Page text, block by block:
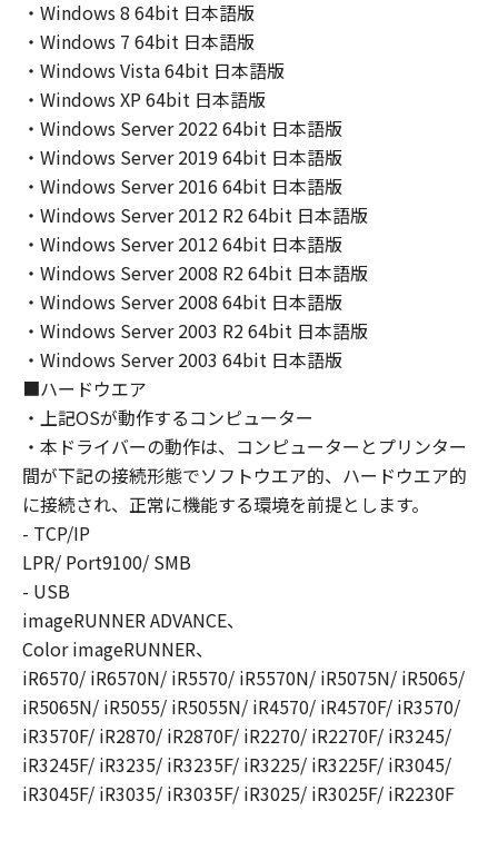
売代理店または販売店のいずれも、「本ソフト
ウェア」の使用または使用不能から生ずるいか
なる損害（逸失利益およびその他の派生的また
は付随的な損害を含むがこれらに限定されない
全ての損害を言います。）について、適用法で
認められる限り、一切の責任を負わないものと
します。たとえ、キヤノン、キヤノンのライセ
ンサー、キヤノンの子会社、キヤノンの関連会
社、それらの販売代理店または販売店がかかる
損害の可能性について知らされていた場合でも
同様です。
(3) キヤノン、キヤノンのライセンサー、キヤノ
ンの子会社、キヤノンの関連会社、それらの販
売代理店または販売店のいずれも、「本ソフト
ウェア」、または「本ソフトウェア」の使用に
起因または関連してお客様と第三者との間に生
じたいかなる紛争についても、一切責任を負わ
ないものとします。
８．契約期間
(1) 本契約書は、お客様が、『同意』を示す下
記のボタンをクリックした時点、または「本ソ
フトウェア」をインストールした時点で発効
し、下記(2)または(3)により終了されるまで有
効に存続します。
(2) お客様は、「本ソフトウェア」およびその
複製物のすべてを廃棄および消去することによ
り、本契約書を終了させることができます。
(3) お客様が本契約書のいずれかの条項に違反
した場合、本契約書は直ちに終了します。
(4) お客様は、上記(3)によって本契約書が終了
・Windows 8 64bit 日本語版
・Windows 7 64bit 日本語版
・Windows Vista 64bit 日本語版
・Windows XP 64bit 日本語版
・Windows Server 2022 64bit 日本語版
・Windows Server 2019 64bit 日本語版
・Windows Server 2016 64bit 日本語版
・Windows Server 2012 R2 64bit 日本語版
・Windows Server 2012 64bit 日本語版
・Windows Server 2008 R2 64bit 日本語版
・Windows Server 2008 64bit 日本語版
・Windows Server 2003 R2 64bit 日本語版
・Windows Server 2003 64bit 日本語版
■ハードウエア
・上記OSが動作するコンピューター
・本ドライバーの動作は、コンピューターとプリンター
間が下記の接続形態でソフトウエア的、ハードウエア的
に接続され、正常に機能する環境を前提とします。
- TCP/IP
LPR/ Port9100/ SMB
- USB
imageRUNNER ADVANCE、
Color imageRUNNER、
iR6570/ iR6570N/ iR5570/ iR5570N/ iR5075N/ iR5065/
iR5065N/ iR5055/ iR5055N/ iR4570/ iR4570F/ iR3570/
iR3570F/ iR2870/ iR2870F/ iR2270/ iR2270F/ iR3245/
iR3245F/ iR3235/ iR3235F/ iR3225/ iR3225F/ iR3045/
iR3045F/ iR3035/ iR3035F/ iR3025/ iR3025F/ iR2230F